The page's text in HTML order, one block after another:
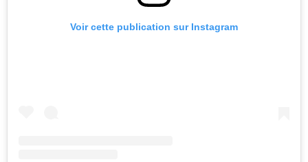
Voir cette publication sur Instagram